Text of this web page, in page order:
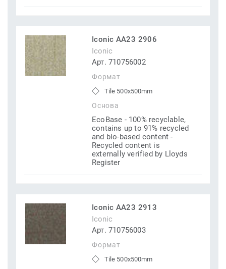
Iconic AA23 2906
Iconic
Арт. 710756002
Формат
Tile 500x500mm
Основа
EcoBase - 100% recyclable,
contains up to 91% recycled
and bio-based content -
Recycled content is
externally verified by Lloyds
Register
Iconic AA23 2913
Iconic
Арт. 710756003
Формат
Tile 500x500mm